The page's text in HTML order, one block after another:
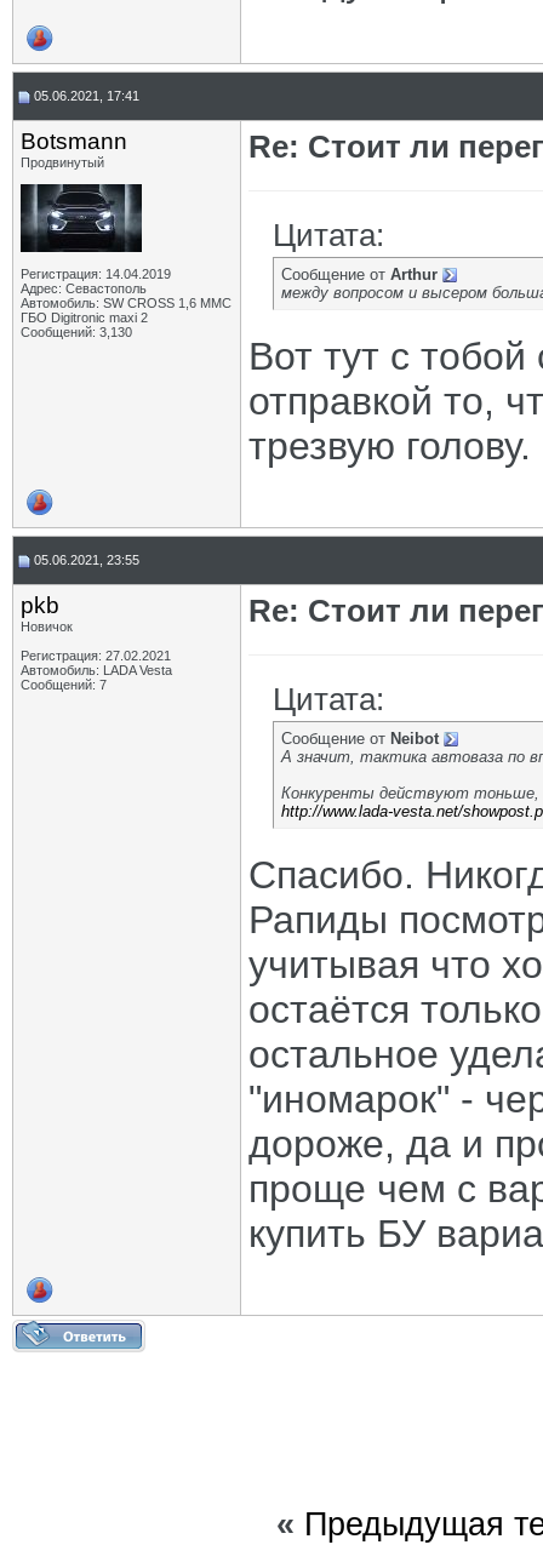
05.06.2021, 17:41
Botsmann
Продвинутый
Регистрация: 14.04.2019
Адрес: Севастополь
Автомобиль: SW CROSS 1,6 ММС
ГБО Digitronic maxi 2
Сообщений: 3,130
Re: Стоит ли
Цитата:
Сообщение от Arthur
между вопросом и высером
Вот тут с
отправкой то,
трезвую голову.
05.06.2021, 23:55
pkb
Новичок
Регистрация: 27.02.2021
Автомобиль: LADA Vesta
Сообщений: 7
Re: Стоит ли
Цитата:
Сообщение от Neibot
А значит, тактика автоваза по
Конкуренты действуют тоньше,
http://www.lada-vesta.net/
Спасибо.
Рапиды
учитывая что
остаётся
остальное
"иномарок" -
дороже, да и
проще чем с
купить БУ
« Предыдущая